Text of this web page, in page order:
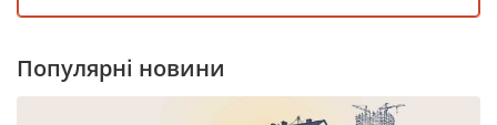
Популярні новини